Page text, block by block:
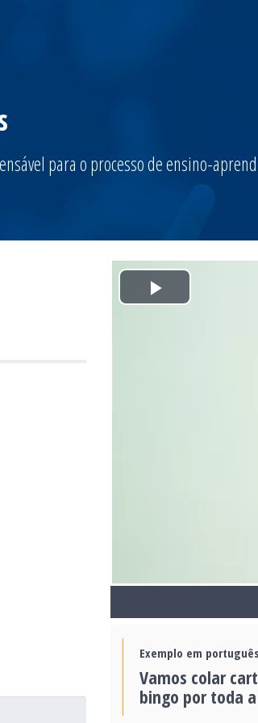
para o processo de ensino-
Play
Exemplo em português
Vamos colar
bingo por toda